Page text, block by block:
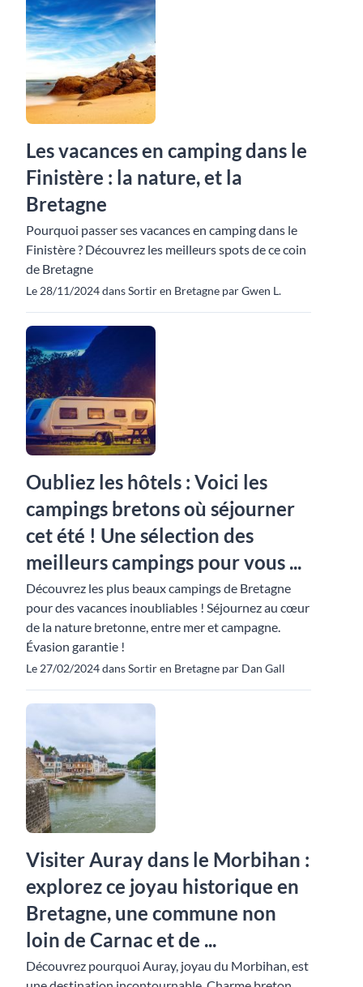
Les vacances en camping dans le
Finistère : la nature, et la
Bretagne
Pourquoi passer ses vacances en camping dans le
Finistère ? Découvrez les meilleurs spots de ce coin
de Bretagne
Le 28/11/2024 dans Sortir en Bretagne par Gwen L.
Oubliez les hôtels : Voici les
campings bretons où séjourner
cet été ! Une sélection des
meilleurs campings pour vous ...
Découvrez les plus beaux campings de Bretagne
pour des vacances inoubliables ! Séjournez au cœur
de la nature bretonne, entre mer et campagne.
Évasion garantie !
Le 27/02/2024 dans Sortir en Bretagne par Dan Gall
Visiter Auray dans le Morbihan :
explorez ce joyau historique en
Bretagne, une commune non
loin de Carnac et de ...
Découvrez pourquoi Auray, joyau du Morbihan, est